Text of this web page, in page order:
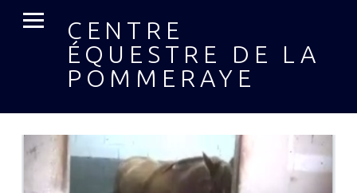
CENTRE
ÉQUESTRE DE LA
POMMERAYE